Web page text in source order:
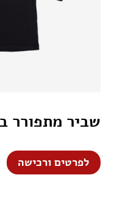
שביר מתפורר
לפרטים ורכישה